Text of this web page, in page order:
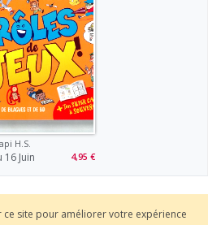
ce site pour améliorer votre expérience
H.s.
16 Juin 4,95 €